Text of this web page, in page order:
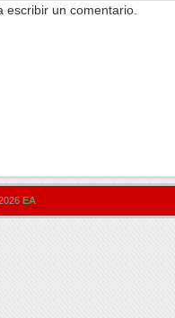
escribir un comentario.
EA